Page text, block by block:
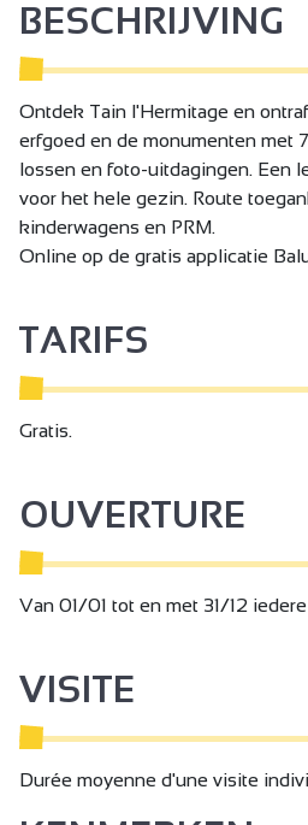
BESCHRIJVING
Ontdek Tain l'Hermitage en
erfgoed en de monumenten met
lossen en foto-uitdagingen. Een
voor het hele gezin. Route
kinderwagens en PRM.
Online op de gratis applicatie
TARIFS
Gratis.
OUVERTURE
Van 01/01 tot en met 31/12 iedere
VISITE
Durée moyenne d'une visite